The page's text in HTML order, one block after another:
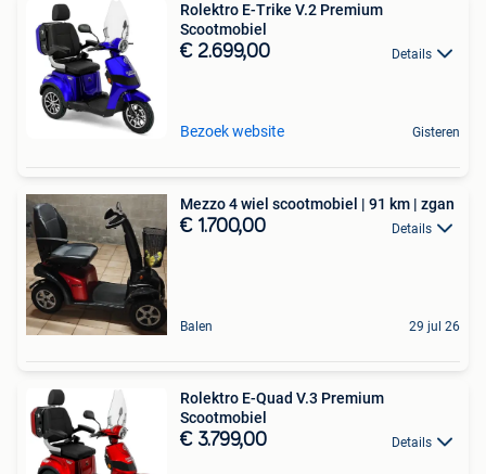
Rolektro E-Trike V.2 Premium
Scootmobiel
€ 2.699,00 Details
Bezoek website Gisteren
Mezzo 4 wiel scootmobiel | 91 km | zgan
€ 1.700,00 Details
Balen 29 jul 26
Rolektro E-Quad V.3 Premium
Scootmobiel
€ 3.799,00 Details